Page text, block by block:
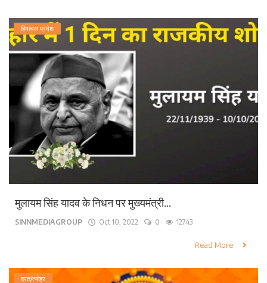
हिमाचल प्रदेश
मुलायम सिंह यादव के निधन पर मुख्यमंत्री...
SINNMEDIAGROUP Oct 10, 2022 0 12743
Read More
व्रत/त्योहर